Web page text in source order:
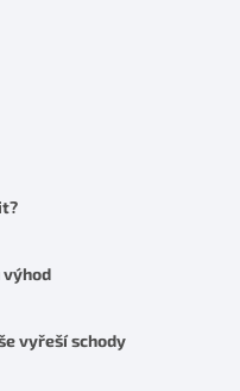
výhod
vyřeší schody